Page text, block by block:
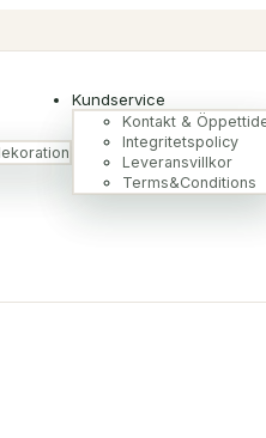
Kundservice
Kontakt &
Integritetspolicy
Leveransvillkor
Terms&Conditions